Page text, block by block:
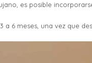
es posible
a 6 meses, una vez que